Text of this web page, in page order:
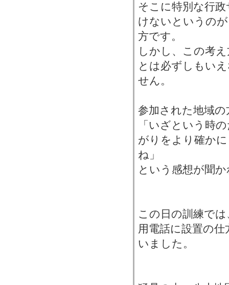
そこに特別な行
けないというの
方です。
しかし、この考
とは必ずしもい
せん。
参加された地域
「いざという時
がりをより確か
ね」
という感想が聞
この日の訓練で
用電話に設置の
いました。